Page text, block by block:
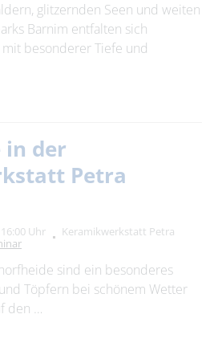
glitzernden Seen und weiten
Barnim entfalten sich
besonderer Tiefe und
in der
Petra
Uhr
Keramikwerkstatt Petra
sind ein besonderes
Töpfern bei schönem Wetter
den …